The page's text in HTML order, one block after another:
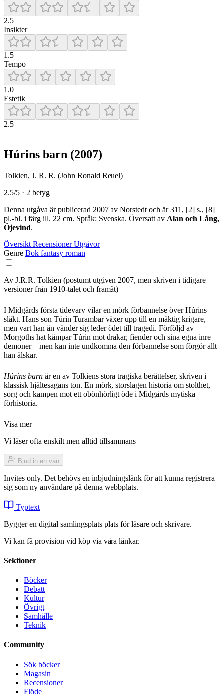
2.5
Insikter
1.5
Tempo
1.0
Estetik
2.5
Húrins barn (2007)
Tolkien, J. R. R. (John Ronald Reuel)
2.5/5 · 2 betyg
Denna utgåva är publicerad 2007 av Norstedt och är 311, [2] s., [8]
pl.-bl. i färg ill. 22 cm. Språk: Svenska. Översatt av Alan och Lång,
Öjevind.
Översikt RecensionerUtgåvor
Genre Bok fantasy roman
Av J.R.R. Tolkien (postumt utgiven 2007, men skriven i tidigare
versioner från 1910-talet och framåt)
I Midgårds första tidevarv vilar en mörk förbannelse över Húrins
släkt. Hans son Túrin Turambar växer upp till en mäktig krigare,
men vart han än vänder sig leder ödet till tragedi. Förföljd av
Morgoths hat kämpar Túrin mot drakar, fiender och sina egna inre
demoner – men kan inte undkomma den förbannelse som förgör allt
han älskar.
Húrins barn är en av Tolkiens stora tragiska berättelser, skriven i
klassisk hjältesagans ton. En mörk, storslagen historia om stolthet,
sorg och kampen mot ett obönhörligt öde i Midgårds mytiska
förhistoria.
Visa mer
Vi läser ofta enskilt men alltid tillsammans
Bjud in en vän
Invites only. Det behövs en inbjudningslänk för att kunna registrera
sig som ny användare på denna webbplats.
Typtext
Bygger en digital samlingsplats plats för läsare och skrivare.
Vi kan få provision vid köp via våra länkar.
Sektioner
Böcker
Debatt
Kultur
Övrigt
Samhälle
Teknik
Community
Sök böcker
Magasin
Recensioner
Flöde